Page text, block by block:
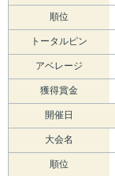
順位
トータルピン
アベレージ
獲得賞金
開催日
大会名
順位